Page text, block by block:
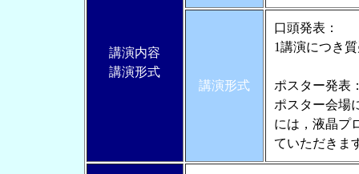
講演内容
講演形式
講演形式
口頭発表：
1講演につき
ポスター発表
ポスター会場
には，液晶プ
ていただきま